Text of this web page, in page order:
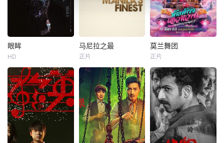
常生活，却不料一
系列残忍的私刑谋
杀案席卷全城。每
个犯罪现场都留下
了同样的诡异印
记：一张印有骷髅
毕肖普的女儿失踪
后，他发现一个贩
卖人口的
义，屡袭敌寇威震
四方，后得八路军
指点决心投身革
命。日军欲诱杀高
胜男，她孤身赴战
舍命换乡亲周全。
军突袭而至全歼敌
寇，高胜
眼眸
李承勇
围绕因患有家族遗
传病而导致视力逐
渐丧失的摄影师瑞
真展开。在面对跨
越视力障碍、好不
容易成为陶艺家却
眼眸
HD
马尼拉之最
Olviga
丽卡·佩拉莱约
《马尼拉之最》是
一部犯罪惊悚片，
故事发生在 20 世
纪 70 年代第一季
度风暴期间，警察
马尼拉之最
正片
莫兰舞团
Sitthiphon
Disamoe
一个纯朴、勤劳、
深爱家人的年轻人
和他的妹妹过着简
朴的生活，她的梦
想是在有生之年至
莫兰舞团
正片